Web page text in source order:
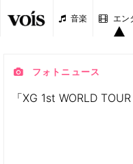
音楽 エン
フォトニュース
「XG 1st WORLD